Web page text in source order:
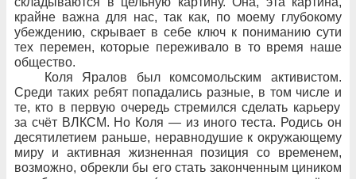
крайне важна для нас, так как, по моему глубокому
убеждению, скрывает в себе ключ к пониманию сути
тех перемен, которые переживало в то время наше
общество.
Коля Яралов был комсомольским активистом.
Среди таких ребят попадались разные, в том числе и
те, кто в первую очередь стремился сделать карьеру
за счёт ВЛКСМ. Но Коля — из иного теста. Родись он
десятилетием раньше, неравнодушие к окружающему
миру и
активная жизненная позиция со
временем,
возможно, обрекли бы его стать законченным циником